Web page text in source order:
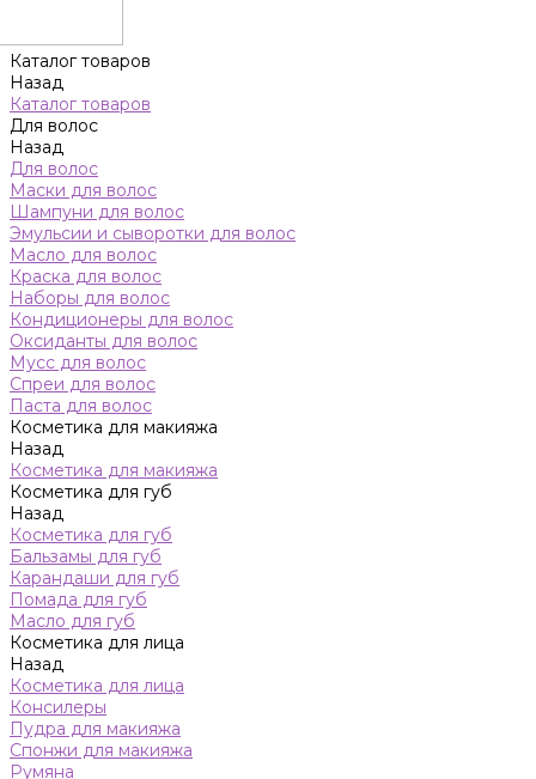
Каталог товаров
Назад
Каталог товаров
Для волос
Назад
Для волос
Маски для волос
Шампуни для волос
Эмульсии и сыворотки для волос
Масло для волос
Краска для волос
Наборы для волос
Кондиционеры для волос
Оксиданты для волос
Мусс для волос
Спреи для волос
Паста для волос
Косметика для макияжа
Назад
Косметика для макияжа
Косметика для губ
Назад
Косметика для губ
Бальзамы для губ
Карандаши для губ
Помада для губ
Масло для губ
Косметика для лица
Назад
Косметика для лица
Консилеры
Пудра для макияжа
Спонжи для макияжа
Румяна